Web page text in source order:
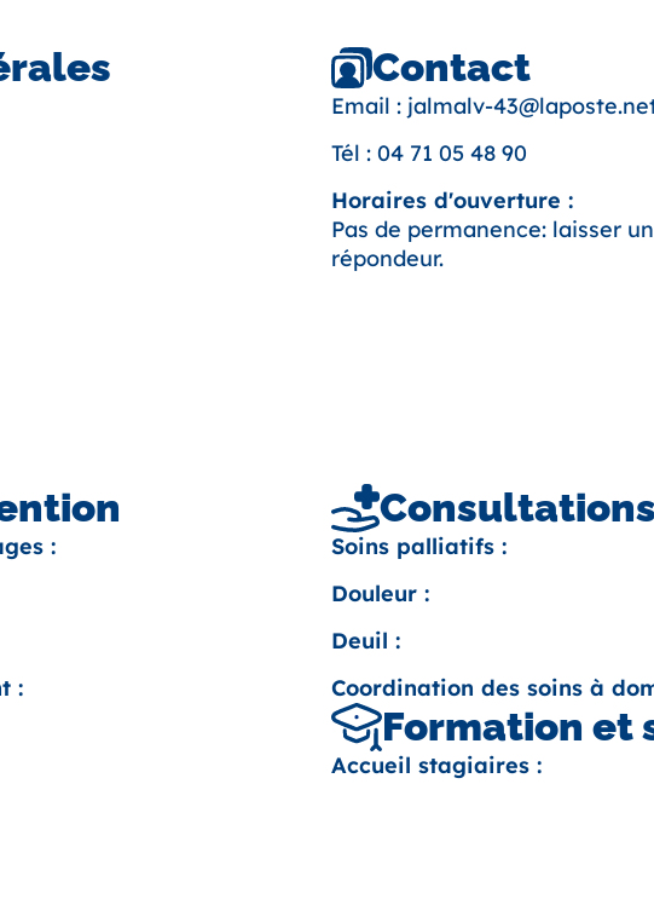
Contact
Email : jalmalv-
Tél : 04 71 05 48 90
Horaires d'ouverture :
Pas de permanence: laisser
répondeur.
:
:
Soins palliatifs :
Douleur :
Deuil :
Coordination des soins à
Formation et
Accueil stagiaires :